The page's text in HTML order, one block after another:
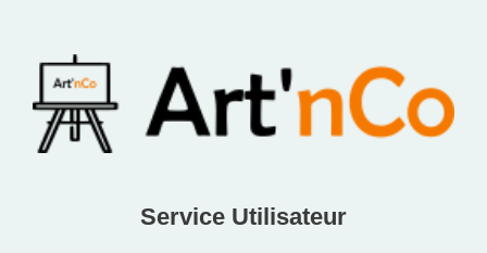
Service Utilisateur